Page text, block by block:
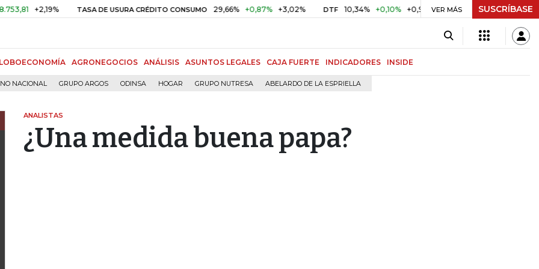
+2,19% TASA DE USURA CRÉDITO CONSUMO 29,66% +0,87% +3,02% DTF 10,34% +0,10% +0,98% UVR $ 416,91 +$ 0,05 +0,01%
VER MÁS SUSCRÍBASE
AGRONEGOCIOS ANÁLISIS ASUNTOS LEGALES CAJA FUERTE INDICADORES INSIDE
NACIONAL GRUPO ARGOS ODINSA HOGAR GRUPO NUTRESA ABELARDO DE LA ESPRIELLA
ANALISTAS
¿Una medida buena papa?